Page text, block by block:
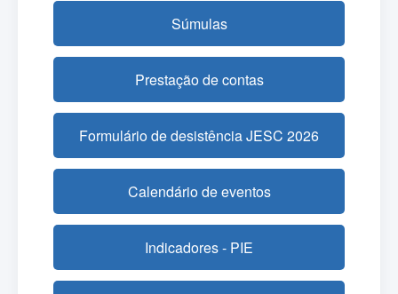
Súmulas
Prestação de contas
Formulário de desistência JESC 2026
Calendário de eventos
Indicadores - PIE